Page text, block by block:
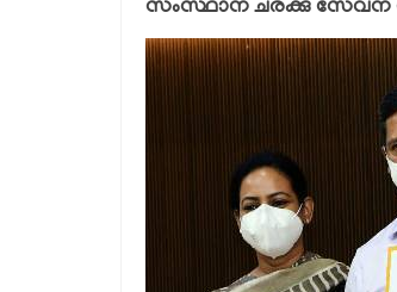
സംസ്ഥാന ചരക്കു സേവന